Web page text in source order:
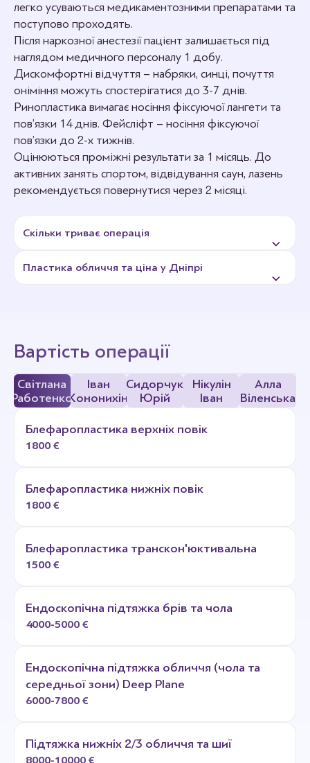
легко усуваються медикаментозними препаратами та
поступово проходять.
Після наркозної анестезії пацієнт залишається під
наглядом медичного персоналу 1 добу.
Дискомфортні відчуття – набряки, синці, почуття
оніміння можуть спостерігатися до 3-7 днів.
Ринопластика вимагає носіння фіксуючої лангети та
пов’язки 14 днів. Фейсліфт – носіння фіксуючої
пов’язки до 2-х тижнів.
Оцінюються проміжні результати за 1 місяць. До
активних занять спортом, відвідування саун, лазень
рекомендується повернутися через 2 місяці.
Скільки триває операція
Кожна пластична операція має різну тривалість, що
блефаропластики (підтяжки повік) – 30 хвилин – 1,5
години, отопластики – 30-60 хвилин.
Пластика обличчя та ціна у Дніпрі
пластичної операції обличчя включено усі витрати і
жодних післяопераційних витрат пацієнт не
здійснює.
Вартість операції
Світлана
Работенко
Іван
Кононихін
Сидорчук
Юрій
Нікулін
Іван
Алла
Віленська
Блефаропластика верхніх повік
1800 €
Блефаропластика нижніх повік
1800 €
Блефаропластика транскон'юктивальна
1500 €
Ендоскопічна підтяжка брів та чола
4000-5000 €
Ендоскопічна підтяжка обличчя (чола та
середньої зони) Deep Plane
6000-7800 €
Підтяжка нижніх 2/3 обличчя та шиї
8000-10000 €